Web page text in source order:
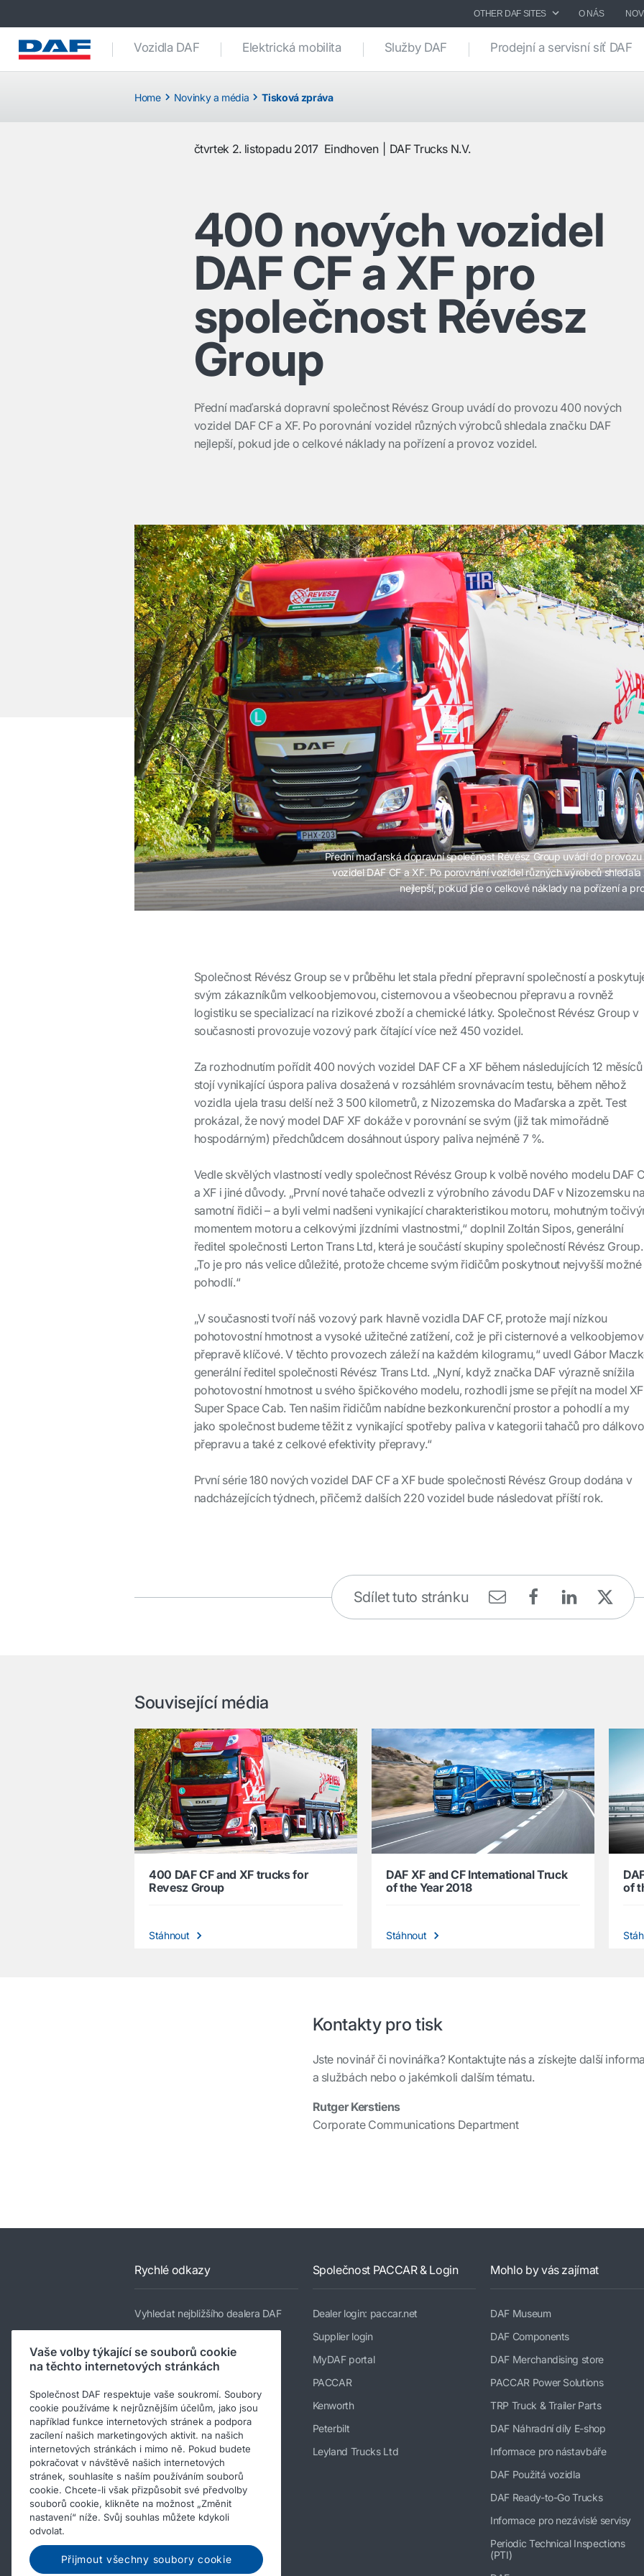
OTHER DAF SITES O NÁS
Vozidla DAF Elektrická mobilita Služby DAF Prodejní a servisní síť DAF
Home Novinky a média Tisková zpráva
čtvrtek 2. listopadu 2017 Eindhoven DAF Trucks N.V.
400 nových vozidel
DAF CF a XF pro
společnost Révész
Group
Přední maďarská dopravní společnost Révész Group uvádí do provozu 400 nových
vozidel DAF CF a XF. Po porovnání vozidel různých výrobců shledala značku DAF
nejlepší, pokud jde o celkové náklady na pořízení a provoz vozidel.
Přední maďarská dopravní společnost Révész Group uvádí do
vozidel DAF CF a XF. Po porovnání vozidel různých výrobců
nejlepší, pokud jde o celkové náklady na pořízení a
Společnost Révész Group se v průběhu let stala přední přepravní společností a
svým zákazníkům velkoobjemovou, cisternovou a všeobecnou přepravu a rovněž
logistiku se specializací na rizikové zboží a chemické látky. Společnost Révész Group v
současnosti provozuje vozový park čítající více než 450 vozidel.
Za rozhodnutím pořídit 400 nových vozidel DAF CF a XF během následujících 12 měsíců
stojí vynikající úspora paliva dosažená v rozsáhlém srovnávacím testu, během něhož
vozidla ujela trasu delší než 3 500 kilometrů, z Nizozemska do Maďarska a zpět. Test
prokázal, že nový model DAF XF dokáže v porovnání se svým (již tak mimořádně
hospodárným) předchůdcem dosáhnout úspory paliva nejméně 7 %.
Vedle skvělých vlastností vedly společnost Révész Group k volbě nového modelu DAF
a XF i jiné důvody. „První nové tahače odvezli z výrobního závodu DAF v Nizozemsku
samotní řidiči – a byli velmi nadšeni vynikající charakteristikou motoru, mohutným
momentem motoru a celkovými jízdními vlastnostmi,“ doplnil Zoltán Sipos, generální
ředitel společnosti Lerton Trans Ltd, která je součástí skupiny společností Révész Group.
„To je pro nás velice důležité, protože chceme svým řidičům poskytnout nejvyšší možné
pohodlí.“
„V současnosti tvoří náš vozový park hlavně vozidla DAF CF, protože mají nízkou
pohotovostní hmotnost a vysoké užitečné zatížení, což je při cisternové a
přepravě klíčové. V těchto provozech záleží na každém kilogramu,“ uvedl Gábor
generální ředitel společnosti Révész Trans Ltd. „Nyní, když značka DAF výrazně snížila
pohotovostní hmotnost u svého špičkového modelu, rozhodli jsme se přejít na model XF
Super Space Cab. Ten našim řidičům nabídne bezkonkurenční prostor a pohodlí a my
jako společnost budeme těžit z vynikající spotřeby paliva v kategorii tahačů pro
přepravu a také z celkové efektivity přepravy.“
První série 180 nových vozidel DAF CF a XF bude společnosti Révész Group dodána v
nadcházejících týdnech, přičemž dalších 220 vozidel bude následovat příští rok.
Sdílet tuto stránku
Související média
400 DAF CF and XF trucks for
Revesz Group
Stáhnout
DAF XF and CF International Truck
of the Year 2018
Stáhnout
of
Kontakty pro tisk
Jste novinář či novinářka? Kontaktujte nás a získejte další
a službách nebo o jakémkoli dalším tématu.
Rutger Kerstiens
Corporate Communications Department
Rychlé odkazy
Vyhledat nejbližšího dealera DAF
Služby
Kariéra v DAF Trucks
O nás
Informace o společnosti
Kodex chování
Společnost PACCAR & Login
Dealer login: paccar.net
Supplier login
MyDAF portal
PACCAR
Kenworth
Peterbilt
Leyland Trucks Ltd
Mohlo by vás zajímat
DAF Museum
DAF Components
DAF Merchandising store
PACCAR Power Solutions
TRP Truck & Trailer Parts
DAF Náhradní díly E-shop
Informace pro nástavbáře
DAF Použitá vozidla
DAF Ready-to-Go Trucks
Informace pro nezávislé servisy
Periodic Technical Inspections
(PTI)
Vaše volby týkající se souborů cookie
na těchto internetových stránkách
Společnost DAF respektuje vaše soukromí. Soubory
cookie používáme k nejrůznějším účelům, jako jsou
například funkce internetových stránek a podpora
zacílení našich marketingových aktivit. na našich
internetových stránkách i mimo ně. Pokud budete
pokračovat v návštěvě našich internetových
stránek, souhlasíte s naším používáním souborů
cookie. Chcete-li však přizpůsobit své předvolby
souborů cookie, klikněte na možnost „Změnit
nastavení“ níže. Svůj souhlas můžete kdykoli
odvolat.
Přijmout všechny soubory cookie